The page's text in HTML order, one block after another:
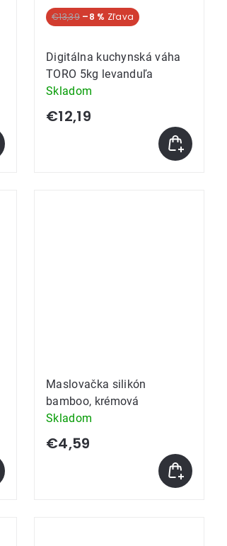
€13,39 –8 %
Digitálna kuchynská váha
TORO 5kg levanduľa
Skladom
€12,19
Maslovačka silikón
bamboo, krémová
Skladom
€4,59